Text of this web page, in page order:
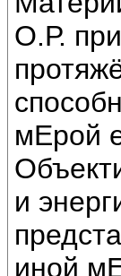
О.Р.
мЕрой
и
иной